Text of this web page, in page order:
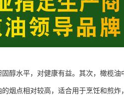
醇水平，对健康有益。其次，橄榄油
烟点相对较高，适合用于烹饪和煎炸